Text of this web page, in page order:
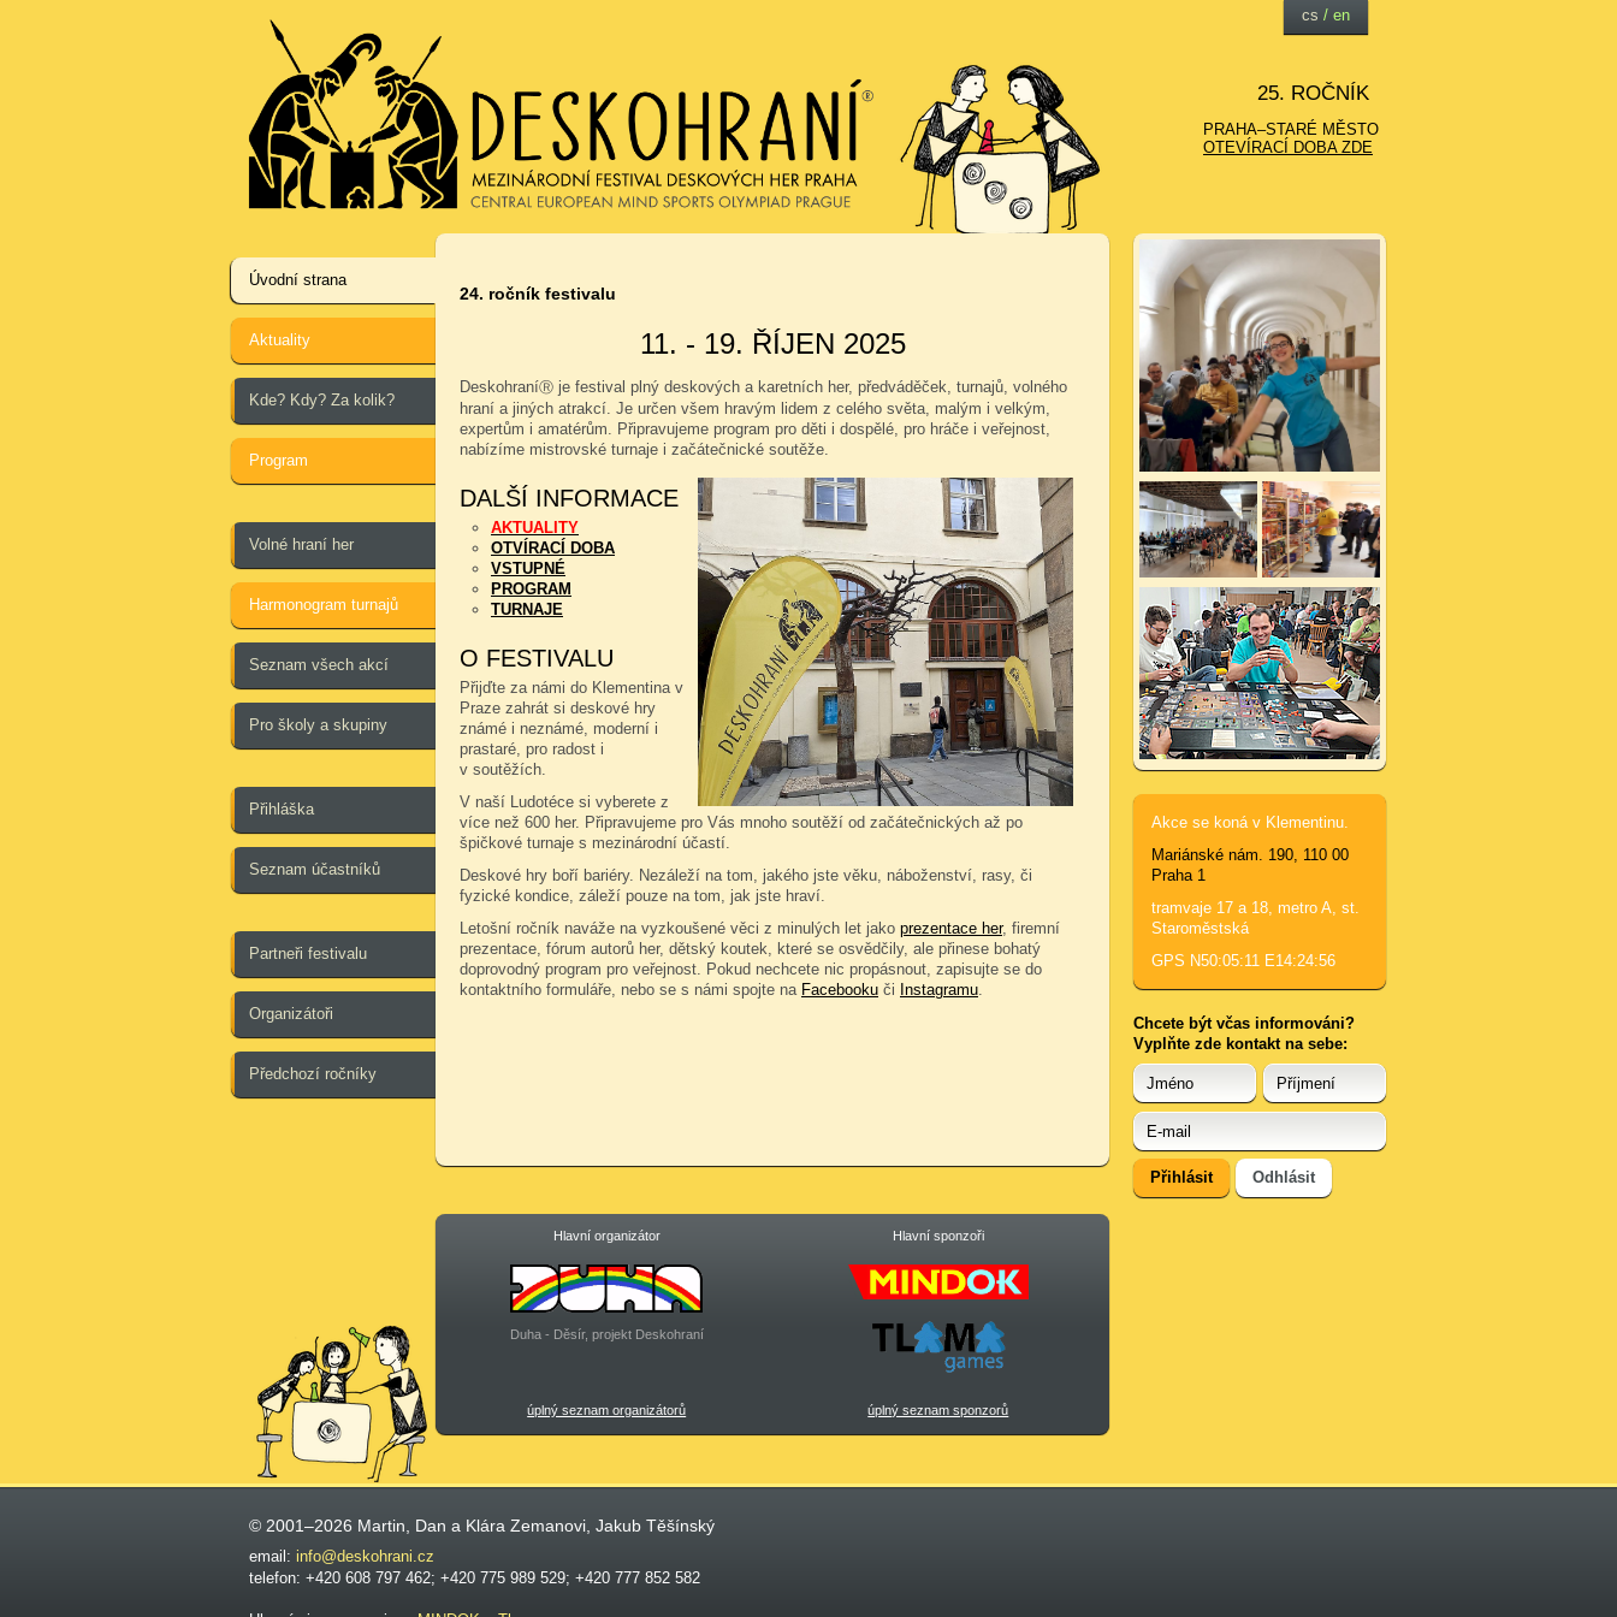
25. ROČNÍK
PRAHA–STARÉ MĚSTO
OTEVÍRACÍ DOBA ZDE
cs / en
Úvodní strana
Aktuality
Kde? Kdy? Za kolik?
Program
Volné hraní her
Harmonogram turnajů
Seznam všech akcí
Pro školy a skupiny
Přihláška
Seznam účastníků
Partneři festivalu
Organizátoři
Předchozí ročníky
24. ročník festivalu
11. - 19. ŘÍJEN 2025
DeskohraníⓇ je festival plný deskových a karetních her, předváděček, turnajů, volného
hraní a jiných atrakcí. Je určen všem hravým lidem z celého světa, malým i velkým,
expertům i amatérům. Připravujeme program pro děti i dospělé, pro hráče i veřejnost,
nabízíme mistrovské turnaje i začátečnické soutěže.
DALŠÍ INFORMACE
AKTUALITY
OTVÍRACÍ DOBA
VSTUPNÉ
PROGRAM
TURNAJE
O FESTIVALU
Přijďte za námi do Klementina v
Praze zahrát si deskové hry
známé i neznámé, moderní i
prastaré, pro radost i
v soutěžích.
V naší Ludotéce si vyberete z
více než 600 her. Připravujeme pro Vás mnoho soutěží od začátečnických až po
špičkové turnaje s mezinárodní účastí.
Deskové hry boří bariéry. Nezáleží na tom, jakého jste věku, náboženství, rasy, či
fyzické kondice, záleží pouze na tom, jak jste hraví.
Letošní ročník naváže na vyzkoušené věci z minulých let jako prezentace her, firemní
prezentace, fórum autorů her, dětský koutek, které se osvědčily, ale přinese bohatý
doprovodný program pro veřejnost. Pokud nechcete nic propásnout, zapisujte se do
kontaktního formuláře, nebo se s námi spojte na Facebooku či Instagramu.
Hlavní organizátor Hlavní sponzoři
Duha - Děsír, projekt Deskohraní
úplný seznam organizátorů úplný seznam sponzorů
Akce se koná v Klementinu.
Mariánské nám. 190, 110 00
Praha 1
tramvaje 17 a 18, metro A, st.
Staroměstská
GPS N50:05:11 E14:24:56
Chcete být včas informováni?
Vyplňte zde kontakt na sebe:
© 2001–2026 Martin, Dan a Klára Zemanovi, Jakub Těšínský
email: info@deskohrani.cz
telefon: +420 608 797 462; +420 775 989 529; +420 777 852 582